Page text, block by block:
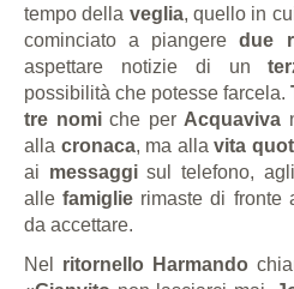
tempo della veglia, quello in
cominciato a piangeredue
aspettare notizie di un
possibilità che potesse farcela.
tre nomiche per Acquaviva
alla cronaca, ma alla vita
ai messaggisul telefono, agli
allefamiglie rimaste di fronte
da accettare.
Nel ritornello Harmando